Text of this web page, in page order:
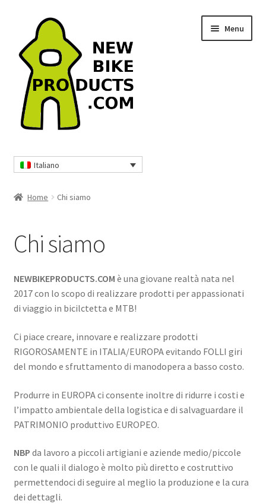
navigazione
contenuto
Menu
Abbigliamento
Bivacco-campeggio
COMPONENTI MTB
CALENDARIO EVENTI NBP
Chi siamo
Blog
Italiano
Home Chi siamo
Chi siamo
NEWBIKEPRODUCTS.COM è una giovane realtà nata nel
2017 con lo scopo di realizzare prodotti per appassionati
di viaggio in bicilctetta e MTB!
Ci piace creare, innovare e realizzare prodotti
RIGOROSAMENTE in ITALIA/EUROPA evitando FOLLI giri
del mondo e sfruttamento di manodopera a basso costo.
Produrre in EUROPA ci consente inoltre di ridurre i costi e
l’impatto ambientale della logistica e di salvaguardare il
PATRIMONIO produttivo EUROPEO.
NBP da lavoro a piccoli artigiani e aziende medio/piccole
con le quali il dialogo è molto più diretto e costruttivo
permettendoci di seguire al meglio la produzione e la cura
dei dettagli.